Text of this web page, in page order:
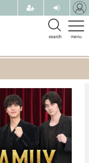
menu
search